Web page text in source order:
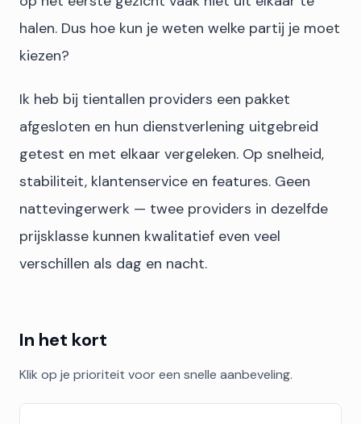
halen. Dus hoe kun je weten welke partij je moet
kiezen?
Ik heb bij tientallen providers een pakket
afgesloten en hun dienstverlening uitgebreid
getest en met elkaar vergeleken. Op snelheid,
stabiliteit, klantenservice en features. Geen
nattevingerwerk — twee providers in dezelfde
prijsklasse kunnen kwalitatief even veel
verschillen als dag en nacht.
In het kort
Klik op je prioriteit voor een snelle aanbeveling.